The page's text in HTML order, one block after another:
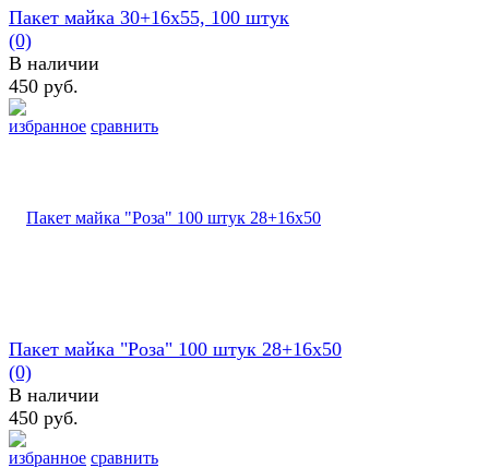
избранное сравнить
Пакет майка 30+16х55, 100 штук
(0)
В наличии
450 руб.
избранное сравнить
Пакет майка "Роза" 100 штук 28+16х50
(0)
В наличии
450 руб.